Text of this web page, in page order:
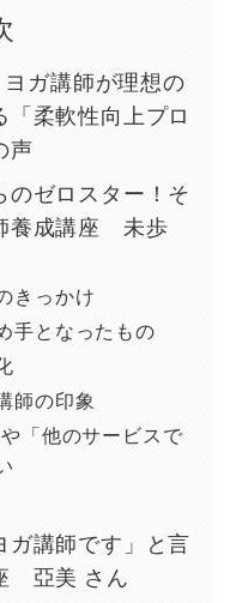
ヨガ講師が理想の
柔軟性向上プロ
声
のゼロスター！そ
養成講座 未歩
きっかけ
手となったもの
師の印象
や「他のサービスで
ガ講師です」と言
亞美 さん